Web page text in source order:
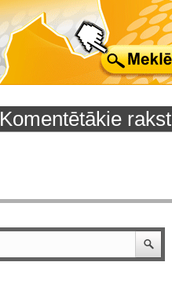
Komentētākie